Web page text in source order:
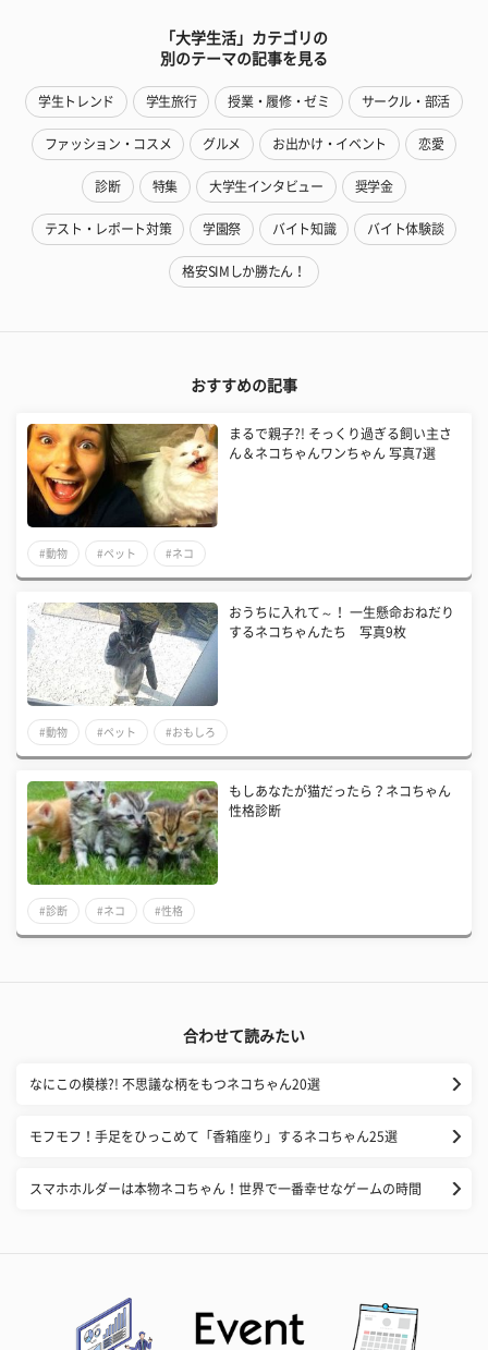
「大学生活」カテゴリの
別のテーマの記事を見る
学生トレンド 学生旅行 授業・履修・ゼミ サークル・部活
ファッション・コスメ グルメ お出かけ・イベント 恋愛
診断 特集 大学生インタビュー 奨学金
テスト・レポート対策 学園祭 バイト知識 バイト体験談
格安SIMしか勝たん！
おすすめの記事
まるで親子?! そっくり過ぎる飼い主さ
ん＆ネコちゃんワンちゃん 写真7選
#動物 #ペット #ネコ
おうちに入れて～！ 一生懸命おねだり
するネコちゃんたち 写真9枚
#動物 #ペット #おもしろ
もしあなたが猫だったら？ネコちゃん
性格診断
#診断 #ネコ #性格
合わせて読みたい
なにこの模様?! 不思議な柄をもつネコちゃん20選
モフモフ！手足をひっこめて「香箱座り」するネコちゃん25選
スマホホルダーは本物ネコちゃん！世界で一番幸せなゲームの時間